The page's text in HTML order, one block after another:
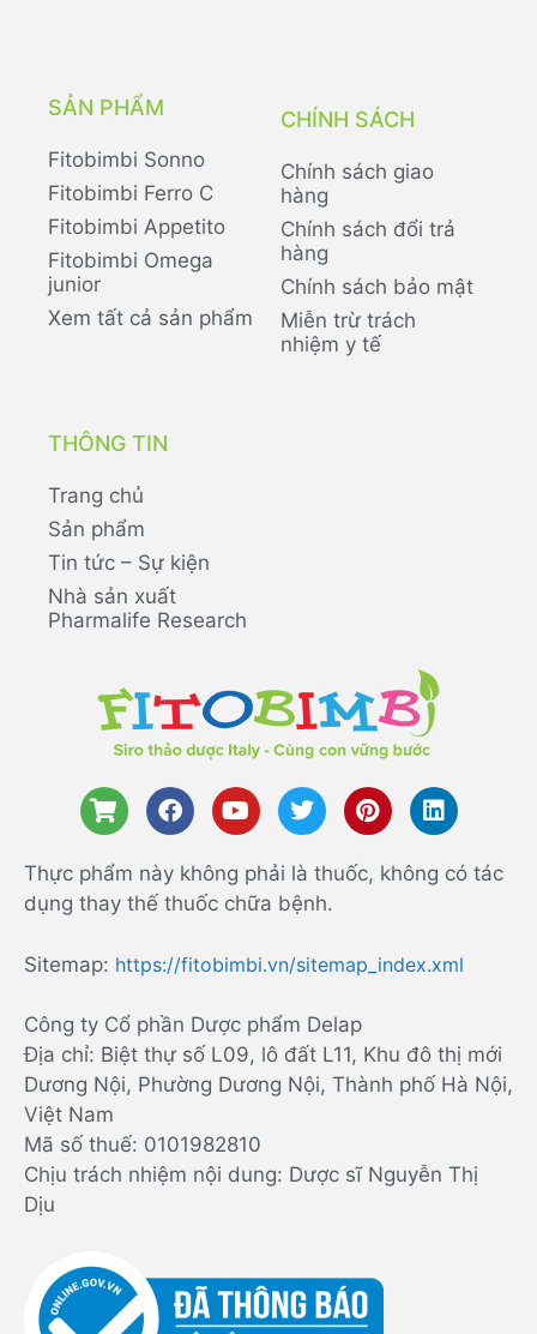
SẢN PHẨM
Fitobimbi Sonno
Fitobimbi Ferro C
Fitobimbi Appetito
Fitobimbi Omega
junior
Xem tất cả sản phẩm
CHÍNH SÁCH
Chính sách giao
hàng
Chính sách đổi trả
hàng
Chính sách bảo mật
Miễn trừ trách
nhiệm y tế
THÔNG TIN
Trang chủ
Sản phẩm
Tin tức – Sự kiện
Nhà sản xuất
Pharmalife Research
Thực phẩm này không phải là thuốc, không có tác
dụng thay thế thuốc chữa bệnh.
Sitemap: https://fitobimbi.vn/sitemap_index.xml
Công ty Cổ phần Dược phẩm Delap
Địa chỉ: Biệt thự số L09, lô đất L11, Khu đô thị mới
Dương Nội, Phường Dương Nội, Thành phố Hà Nội,
Việt Nam
Mã số thuế: 0101982810
Chịu trách nhiệm nội dung: Dược sĩ Nguyễn Thị
Dịu